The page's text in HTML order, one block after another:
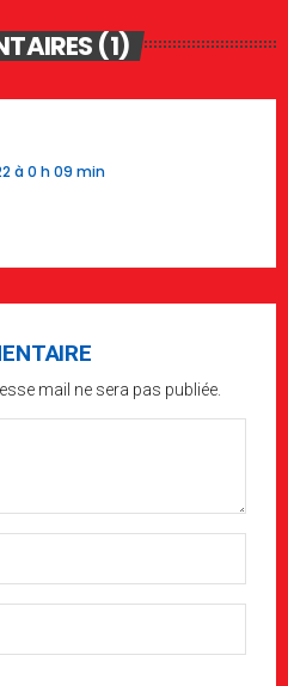
(1)
à 0 h 09 min
mail ne sera pas publiée.